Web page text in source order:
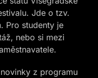
Jde o tzv.
Pro studenty je
nebo si mezi
z programu